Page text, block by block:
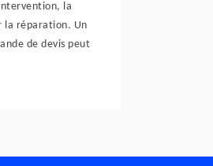
la
la réparation. Un
de devis peut